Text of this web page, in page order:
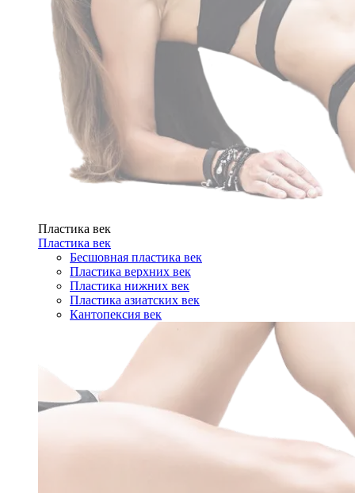
Пластика век
Пластика век
Бесшовная пластика век
Пластика верхних век
Пластика нижних век
Пластика азиатских век
Кантопексия век